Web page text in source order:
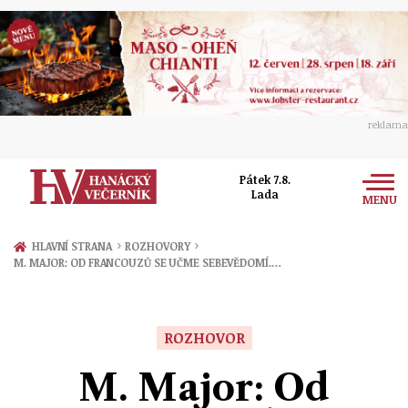
reklama
Pátek 7.8.
Lada
MENU
Zprávy
Ekonomika
HLAVNÍ STRANA › ROZHOVORY ›
M. MAJOR: OD FRANCOUZŮ SE UČME SEBEVĚDOMÍ.…
ROZHOVOR
M. Major: Od